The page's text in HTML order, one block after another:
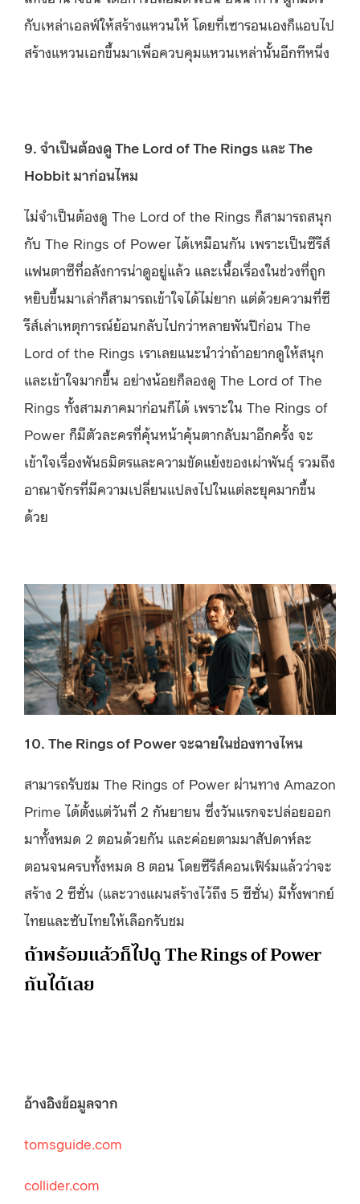
กับเหล่าเอลฟ์ให้สร้างแหวนให้ โดยที่เซารอนเองก็แอบไป
สร้างแหวนเอกขึ้นมาเพื่อควบคุมแหวนเหล่านั้นอีกทีหนึ่ง
9. จำเป็นต้องดู The Lord of The Rings และ The
Hobbit มาก่อนไหม
ไม่จำเป็นต้องดู The Lord of the Rings ก็สามารถสนุก
กับ The Rings of Power ได้เหมือนกัน เพราะเป็นซีรีส์
แฟนตาซีที่อลังการน่าดูอยู่แล้ว และเนื้อเรื่องในช่วงที่ถูก
หยิบขึ้นมาเล่าก็สามารถเข้าใจได้ไม่ยาก แต่ด้วยความที่ซี
รีส์เล่าเหตุการณ์ย้อนกลับไปกว่าหลายพันปีก่อน The
Lord of the Rings เราเลยแนะนำว่าถ้าอยากดูให้สนุก
และเข้าใจมากขึ้น อย่างน้อยก็ลองดู The Lord of The
Rings ทั้งสามภาคมาก่อนก็ได้ เพราะใน The Rings of
Power ก็มีตัวละครที่คุ้นหน้าคุ้นตากลับมาอีกครั้ง จะ
เข้าใจเรื่องพันธมิตรและความขัดแย้งของเผ่าพันธุ์ รวมถึง
อาณาจักรที่มีความเปลี่ยนแปลงไปในแต่ละยุคมากขึ้น
ด้วย
10. The Rings of Power จะฉายในช่องทางไหน
สามารถรับชม The Rings of Power ผ่านทาง Amazon
Prime ได้ตั้งแต่วันที่ 2 กันยายน ซึ่งวันแรกจะปล่อยออก
มาทั้งหมด 2 ตอนด้วยกัน และค่อยตามมาสัปดาห์ละ
ตอนจนครบทั้งหมด 8 ตอน โดยซีรีส์คอนเฟิร์มแล้วว่าจะ
สร้าง 2 ซีซั่น (และวางแผนสร้างไว้ถึง 5 ซีซั่น) มีทั้งพากย์
ไทยและซับไทยให้เลือกรับชม
ถ้าพร้อมแล้วก็ไปดู The Rings of Power
กันได้เลย
อ้างอิงข้อมูลจาก
tomsguide.com
collider.com